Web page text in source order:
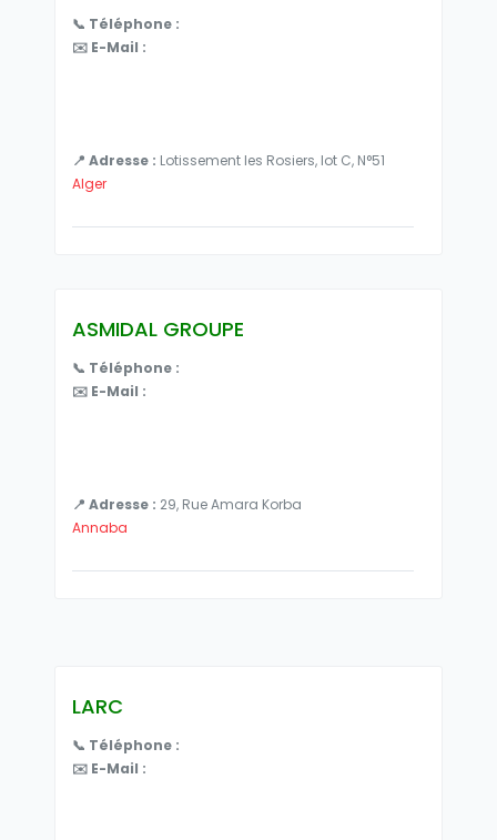
📞 Téléphone :
✉️ E-Mail :
📍 Adresse : Lotissement les Rosiers, lot C, N°51
Alger
ASMIDAL GROUPE
📞 Téléphone :
✉️ E-Mail :
📍 Adresse : 29, Rue Amara Korba
Annaba
LARC
📞 Téléphone :
✉️ E-Mail :